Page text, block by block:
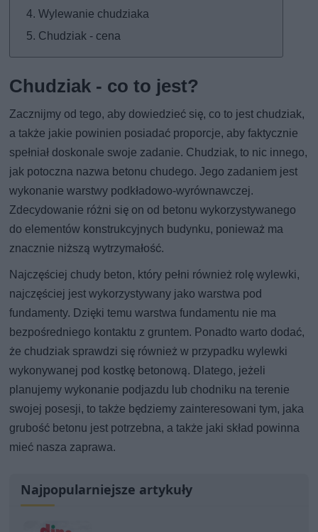
Wylewanie chudziaka
Chudziak - cena
Chudziak - co to jest?
Zacznijmy od tego, aby dowiedzieć się, co to jest chudziak,
a także jakie powinien posiadać proporcje, aby faktycznie
spełniał doskonale swoje zadanie. Chudziak, to nic innego,
jak potoczna nazwa betonu chudego. Jego zadaniem jest
wykonanie warstwy podkładowo-wyrównawczej.
Zdecydowanie różni się on od betonu wykorzystywanego
do elementów konstrukcyjnych budynku, ponieważ ma
znacznie niższą wytrzymałość.
Najczęściej chudy beton, który pełni również rolę wylewki,
najczęściej jest wykorzystywany jako warstwa pod
fundamenty. Dzięki temu warstwa fundamentu nie ma
bezpośredniego kontaktu z gruntem. Ponadto warto dodać,
że chudziak sprawdzi się również w przypadku wylewki
wykonywanej pod kostkę betonową. Dlatego, jeżeli
planujemy wykonanie podjazdu lub chodniku na terenie
swojej posesji, to także będziemy zainteresowani tym, jaka
grubość betonu jest potrzebna, a także jaki skład powinna
mieć nasza zaprawa.
Najpopularniejsze artykuły